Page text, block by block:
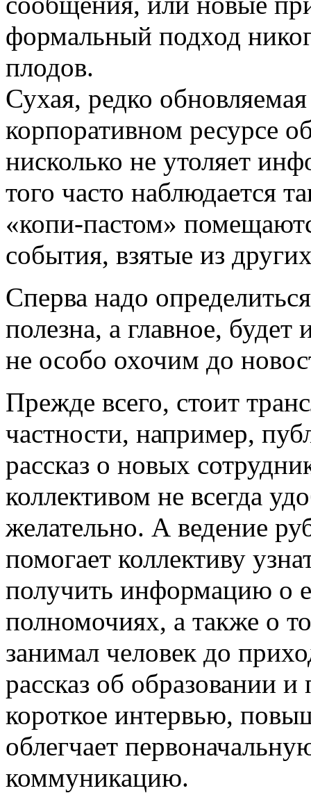
формальный подход
плодов.
Сухая, редко
корпоративном ресурсе
нисколько не утоляет
того часто наблюдается
«копи-пастом»
события, взятые из
Сперва надо
полезна, а главное,
не особо охочим до
Прежде всего, стоит
частности, например,
рассказ о новых
коллективом не всегда
желательно. А ведение
помогает коллективу
получить информацию о
полномочиях, а также о
занимал человек до
рассказ об образовании
короткое интервью,
облегчает
коммуникацию.